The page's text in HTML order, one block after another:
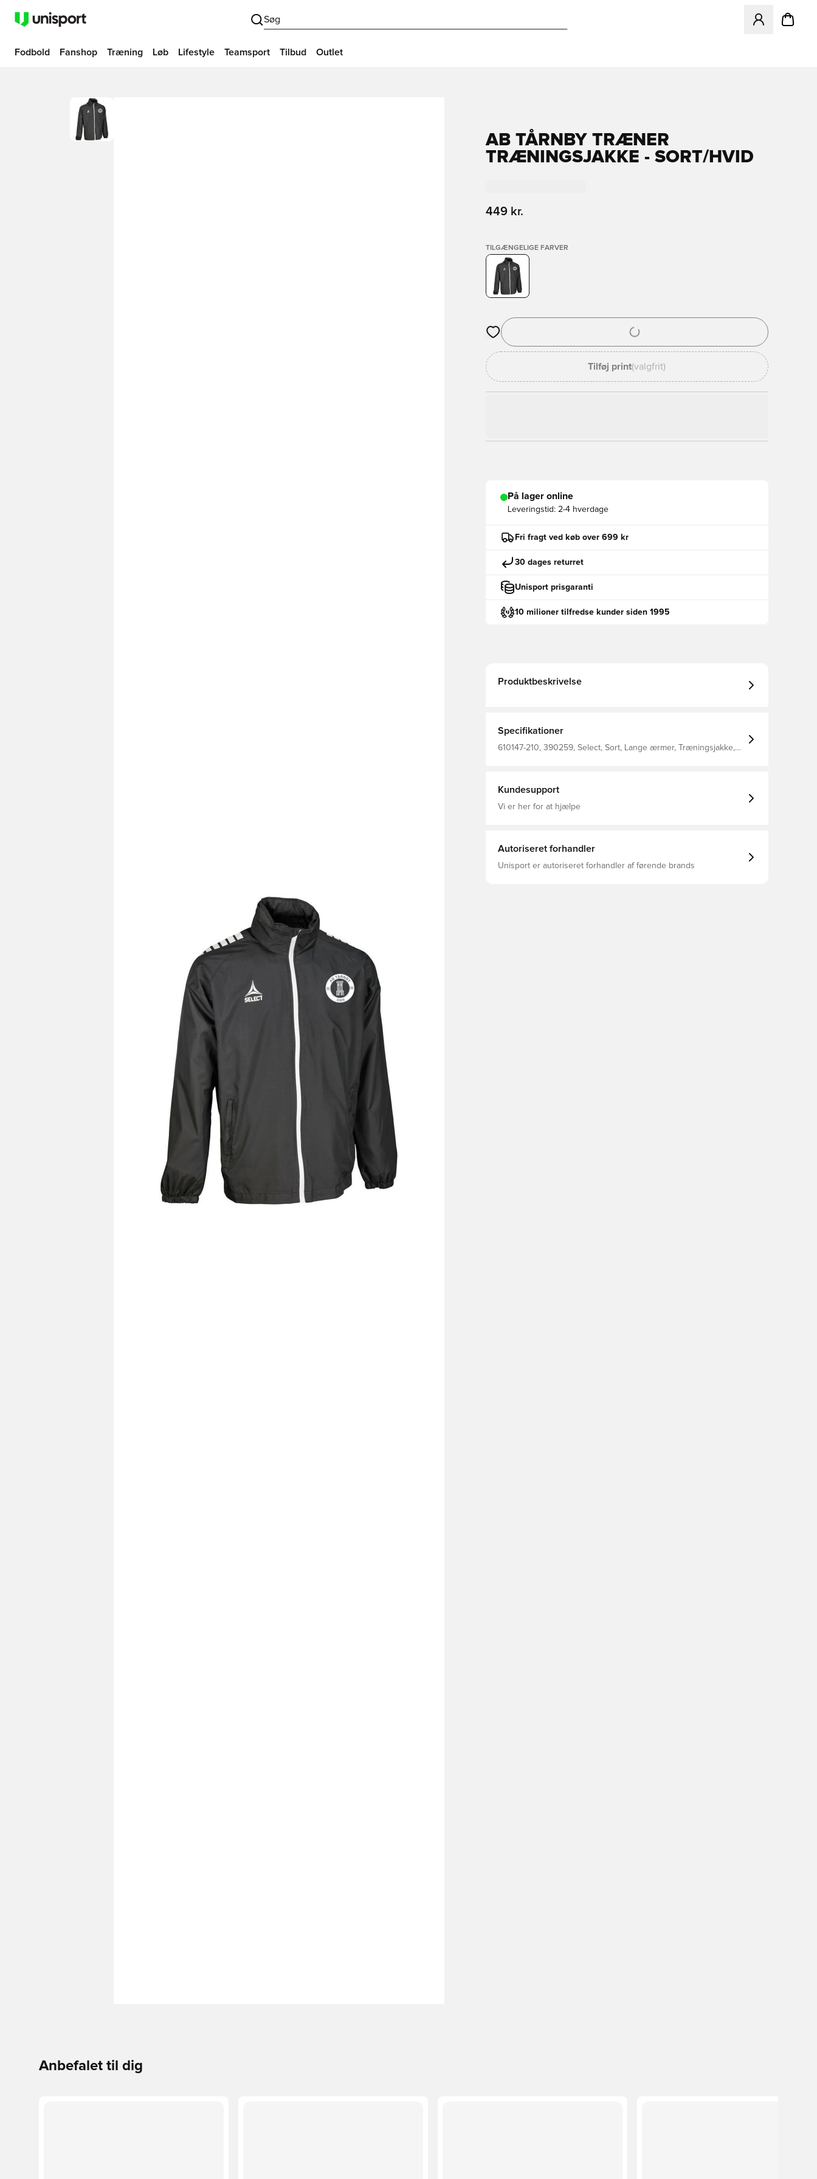
Søg
Åbner en
Fodbold Fanshop Træning Løb Lifestyle Teamsport Tilbud Outlet
AB TÅRNBY TRÆNER
TRÆNINGSJAKKE - SORT/HVID
449 kr.
TILGÆNGELIGE FARVER
Åbner en Modal til at logge ind eller tilmelde dig som medlem
Tilføj print(valgfrit)
På lager online
Leveringstid: 2-4 hverdage
Fri fragt ved køb over 699 kr
30 dages returret
Unisport prisgaranti
10 milioner tilfredse kunder siden 1995
Produktbeskrivelse
Specifikationer
610147-210, 390259, Select, Sort, Lange ærmer, Træningsjakke,
Kundesupport
Vi er her for at hjælpe
Autoriseret forhandler
Unisport er autoriseret forhandler af førende brands
Anbefalet til dig